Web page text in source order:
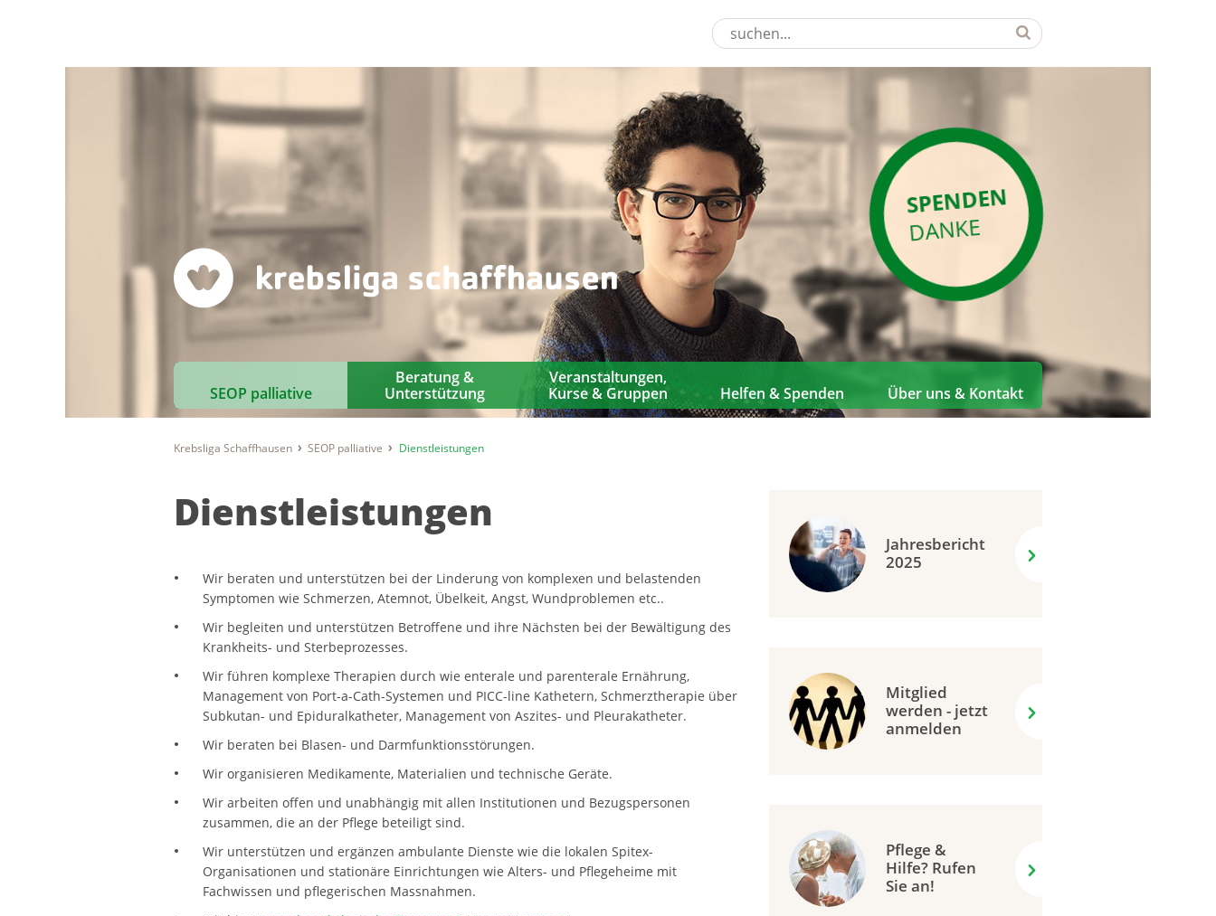
SPENDEN
DANKE
SEOP palliative
Beratung &
Unterstützung
Veranstaltungen,
Kurse & Gruppen
Helfen & Spenden Über uns & Kontakt
Krebsliga Schaffhausen SEOP palliative Dienstleistungen
Dienstleistungen
Wir beraten und unterstützen bei der Linderung von komplexen und belastenden
Symptomen wie Schmerzen, Atemnot, Übelkeit, Angst, Wundproblemen etc..
Wir begleiten und unterstützen Betroffene und ihre Nächsten bei der Bewältigung des
Krankheits- und Sterbeprozesses.
Wir führen komplexe Therapien durch wie enterale und parenterale Ernährung,
Management von Port-a-Cath-Systemen und PICC-line Kathetern, Schmerztherapie über
Subkutan- und Epiduralkatheter, Management von Aszites- und Pleurakatheter.
Wir beraten bei Blasen- und Darmfunktionsstörungen.
Wir organisieren Medikamente, Materialien und technische Geräte.
Wir arbeiten offen und unabhängig mit allen Institutionen und Bezugspersonen
zusammen, die an der Pflege beteiligt sind.
Wir unterstützen und ergänzen ambulante Dienste wie die lokalen Spitex-
Organisationen und stationäre Einrichtungen wie Alters- und Pflegeheime mit
Fachwissen und pflegerischen Mass­nahmen.
Jahresbericht
2025
Mitglied
werden - jetzt
anmelden
Pflege &
Hilfe? Rufen
Sie an!